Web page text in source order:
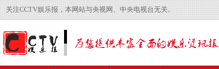
关注CCTV娱乐报，本网站与央视网、中央电视台无关。